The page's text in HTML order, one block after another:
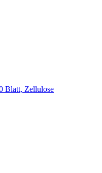
Blatt, Zellulose